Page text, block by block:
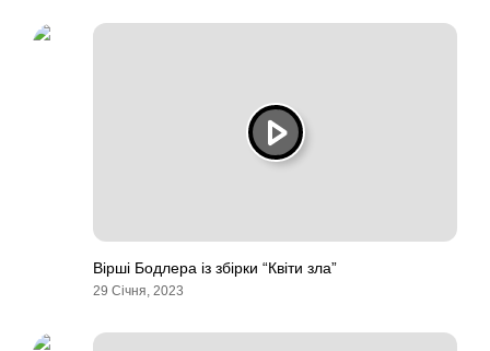
Вірші Бодлера із збірки “Квіти зла”
29 Січня, 2023